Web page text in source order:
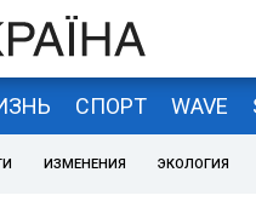
СПОРТ WAVE
ИЗМЕНЕНИЯ ЭКОЛОГИЯ